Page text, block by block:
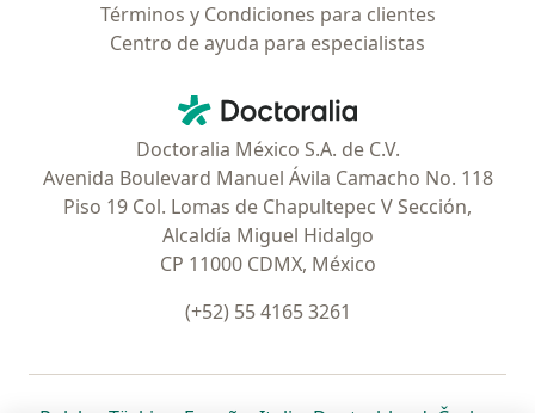
Términos y Condiciones para clientes
Centro de ayuda para especialistas
Doctoralia - Página de inicio
Doctoralia México S.A. de C.V.
Avenida Boulevard Manuel Ávila Camacho No. 118
Piso 19 Col. Lomas de Chapultepec V Sección,
Alcaldía Miguel Hidalgo
CP 11000 CDMX, México
(+52) 55 4165 3261